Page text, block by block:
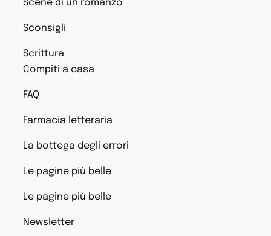
Scene di un romanzo
Sconsigli
Scrittura
Compiti a casa
FAQ
Farmacia letteraria
La bottega degli errori
Le pagine più belle
Le pagine più belle
Newsletter